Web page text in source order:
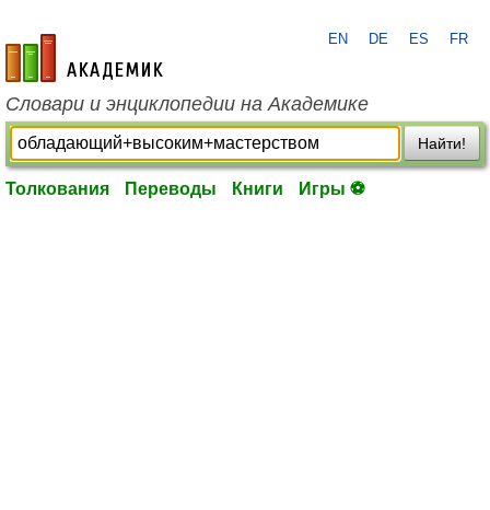
academic.ru
EN DE ES FR
Словари и энциклопедии на Академике
Найти!
Толкования Переводы Книги Игры ⚽